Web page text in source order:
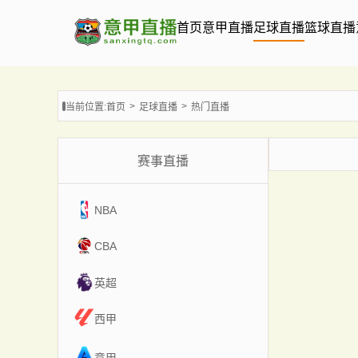
首页意甲直播足球直播篮球直播
当前位置:首页 足球直播 热门直播
赛事直播
NBA
CBA
英超
西甲